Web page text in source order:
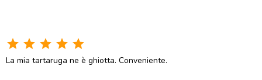
star star star star star
La mia tartaruga ne è ghiotta. Conveniente.